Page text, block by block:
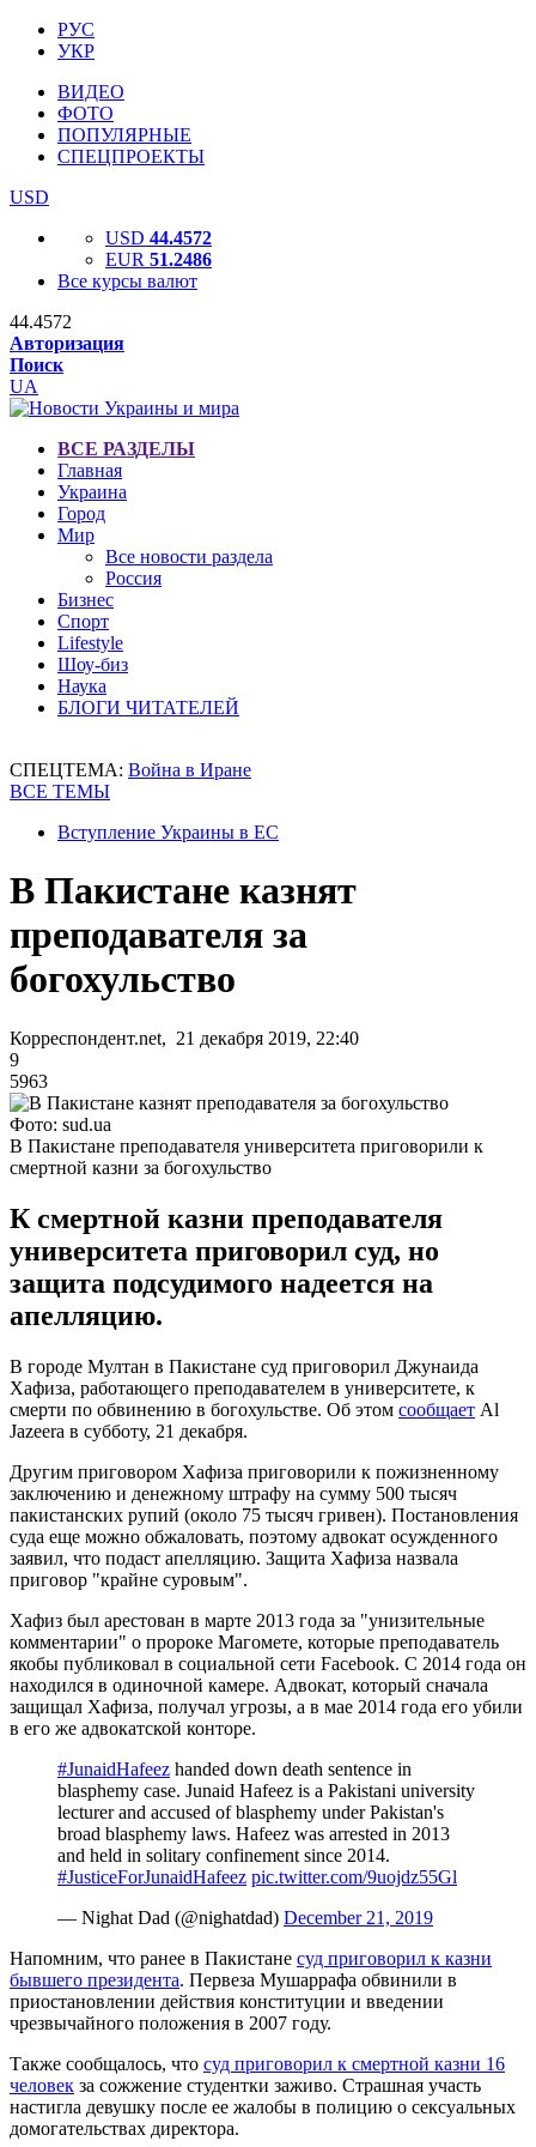
РУС
УКР
ВИДЕО
ФОТО
ПОПУЛЯРНЫЕ
СПЕЦПРОЕКТЫ
USD
USD 44.4572
EUR 51.2486
Все курсы валют
44.4572
Авторизация
Поиск
UA
ВСЕ РАЗДЕЛЫ
Главная
Украина
Город
Мир
Все новости раздела
Россия
Бизнес
Спорт
Lifestyle
Шоу-биз
Наука
БЛОГИ ЧИТАТЕЛЕЙ
СПЕЦТЕМА: Война в Иране
ВСЕ ТЕМЫ
Вступление Украины в ЕС
В Пакистане казнят
преподавателя за
богохульство
Корреспондент.net, 21 декабря 2019, 22:40
9
5963
Фото: sud.ua
В Пакистане преподавателя университета приговорили к
смертной казни за богохульство
К смертной казни преподавателя
университета приговорил суд, но
защита подсудимого надеется на
апелляцию.
В городе Мултан в Пакистане суд приговорил Джунаида
Хафиза, работающего преподавателем в университете, к
смерти по обвинению в богохульстве. Об этом сообщает Al
Jazeera в субботу, 21 декабря.
Другим приговором Хафиза приговорили к пожизненному
заключению и денежному штрафу на сумму 500 тысяч
пакистанских рупий (около 75 тысяч гривен). Постановления
суда еще можно обжаловать, поэтому адвокат осужденного
заявил, что подаст апелляцию. Защита Хафиза назвала
приговор "крайне суровым".
Хафиз был арестован в марте 2013 года за "унизительные
комментарии" о пророке Магомете, которые преподаватель
якобы публиковал в социальной сети Facebook. С 2014 года он
находился в одиночной камере. Адвокат, который сначала
защищал Хафиза, получал угрозы, а в мае 2014 года его убили
в его же адвокатской конторе.
#JunaidHafeez handed down death sentence in
blasphemy case. Junaid Hafeez is a Pakistani university
lecturer and accused of blasphemy under Pakistan's
broad blasphemy laws. Hafeez was arrested in 2013
and held in solitary confinement since 2014.
#JusticeForJunaidHafeez pic.twitter.com/9uojdz55Gl
— Nighat Dad (@nighatdad) December 21, 2019
Напомним, что ранее в Пакистане суд приговорил к казни
бывшего президента. Первеза Мушаррафа обвинили в
приостановлении действия конституции и введении
чрезвычайного положения в 2007 году.
Также сообщалось, что суд приговорил к смертной казни 16
человек за сожжение студентки заживо. Страшная участь
настигла девушку после ее жалобы в полицию о сексуальных
домогательствах директора.